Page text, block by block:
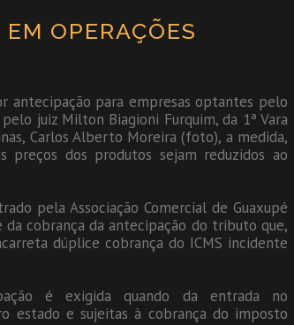
OPERAÇÕES
antecipação para empresas optantes pelo
juiz Milton Biagioni Furquim, da 1ª Vara
Carlos Alberto Moreira (foto), a medida,
preços dos produtos sejam reduzidos ao
pela Associação Comercial de Guaxupé
cobrança da antecipação do tributo que,
dúplice cobrança do ICMS incidente
é exigida quando da entrada no
estado e sujeitas à cobrança do imposto